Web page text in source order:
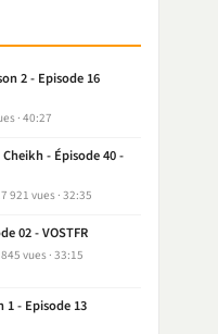
2 - Episode 16
40:27
- Épisode 40 -
921 vues 32:35
02 - VOSTFR
vues 33:15
1 - Episode 13